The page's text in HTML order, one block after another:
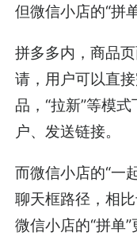
但微信小店的“拼
拼多多内，商品
请，用户可以直
品，“拉新”等模
户、发送链接。
而微信小店的“一
聊天框路径，相比
微信小店的“拼单